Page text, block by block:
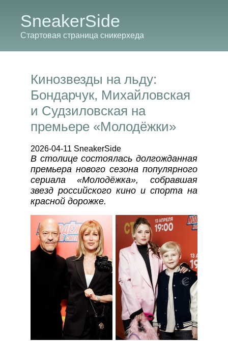
SneakerSide
Стартовая страница сникерхеда
Кинозвезды на льду:
Бондарчук, Михайловская
и Судзиловская на
премьере «Молодёжки»
2026-04-11 SneakerSide
В столице состоялась долгожданная
премьера нового сезона популярного
сериала «Молодёжка», собравшая
звезд российского кино и спорта на
красной дорожке.